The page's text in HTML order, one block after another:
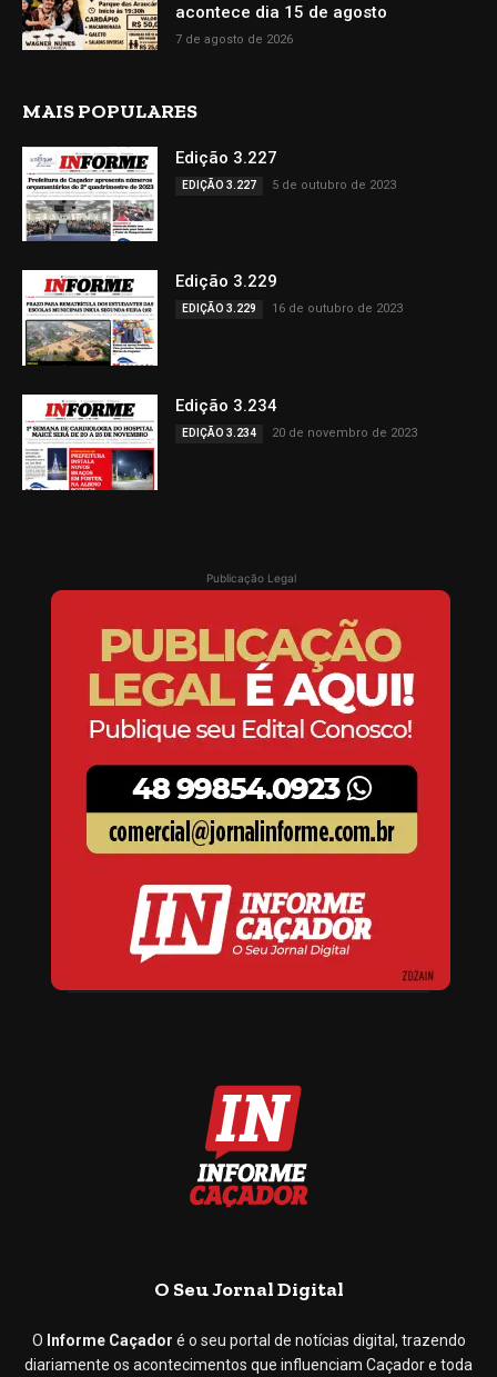
acontece dia 15 de agosto
7 de agosto de 2026
MAIS POPULARES
Edição 3.227
EDIÇÃO 3.227 5 de outubro de 2023
Edição 3.229
EDIÇÃO 3.229 16 de outubro de 2023
Edição 3.234
EDIÇÃO 3.234 20 de novembro de 2023
Publicação Legal
O Seu Jornal Digital
O Informe Caçador é o seu portal de notícias digital, trazendo
diariamente os acontecimentos que influenciam Caçador e toda